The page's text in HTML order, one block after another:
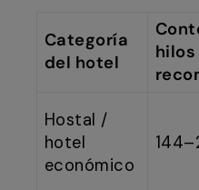
Categoría
del hotel
hilos
Hostal /
hotel
económico